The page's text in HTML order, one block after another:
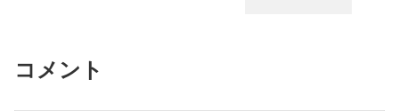
コメント